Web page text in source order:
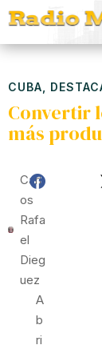
CUBA
Convertir
más
Carl
Os
Rafa
El
Dieg
Uez
A
B
Ri